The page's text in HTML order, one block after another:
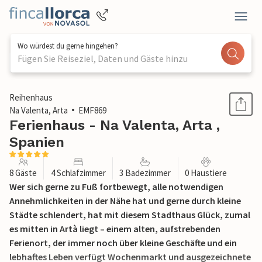
Wo würdest du gerne hingehen?
Fügen Sie Reiseziel, Daten und Gäste hinzu
1 / 36
Reihenhaus
Na Valenta, Arta
EMF869
Ferienhaus - Na Valenta, Arta ,
Spanien
8 Gäste 4 Schlafzimmer 3 Badezimmer 0 Haustiere
Wer sich gerne zu Fuß fortbewegt, alle notwendigen
Annehmlichkeiten in der Nähe hat und gerne durch kleine
Städte schlendert, hat mit diesem Stadthaus Glück, zumal
es mitten in Artà liegt – einem alten, aufstrebenden
Ferienort, der immer noch über kleine Geschäfte und ein
lebhaftes Leben verfügt Wochenmarkt und ausgezeichnete